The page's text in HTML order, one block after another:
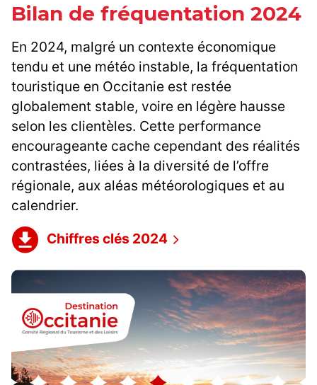
Bilan de fréquentation 2024
En 2024, malgré un contexte économique
tendu et une météo instable, la fréquentation
touristique en Occitanie est restée
globalement stable, voire en légère hausse
selon les clientèles. Cette performance
encourageante cache cependant des réalités
contrastées, liées à la diversité de l’offre
régionale, aux aléas météorologiques et au
calendrier.
Chiffres clés 2024